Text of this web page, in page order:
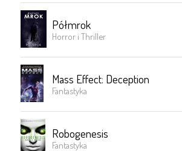
Półmrok
Horror i Thriller
Mass Effect: Deception
Fantastyka
Robogenesis
Fantastyka